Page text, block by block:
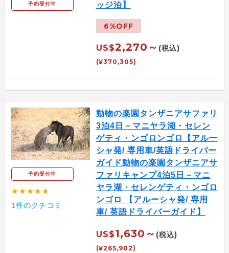
予約受付中
ッジ泊】
6%OFF
US$2,270～ (税込)
(¥370,305)
予約受付中
★★★★★
1件のクチコミ
動物の楽園タンザニアサファリ
3泊4日－マニヤラ湖・セレン
ゲティ・ンゴロンゴロ【アルー
シャ発/ 専用車/英語ドライバー
ガイド動物の楽園タンザニアサ
ファリキャンプ4泊5日－マニ
ヤラ湖・セレンゲティ・ンゴロ
ンゴロ 【アルーシャ発/ 専用
車/ 英語ドライバーガイド】
US$1,630～ (税込)
(¥265,902)